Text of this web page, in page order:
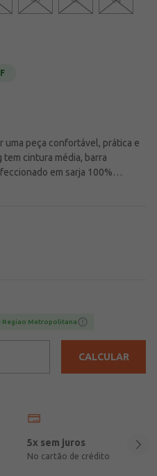
uma peça confortável, prática e
tem cintura média, barra
em sarja 100%
combinado com t-shirts e
Regiao Metropolitana
CALCULAR
5x sem juros
No cartão de crédito